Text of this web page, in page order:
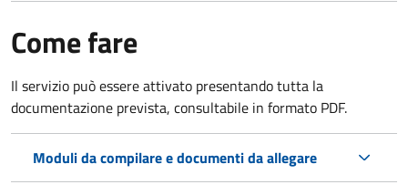
Come fare
Il servizio può essere attivato presentando tutta la
documentazione prevista, consultabile in formato PDF.
Moduli da compilare e documenti da allegare